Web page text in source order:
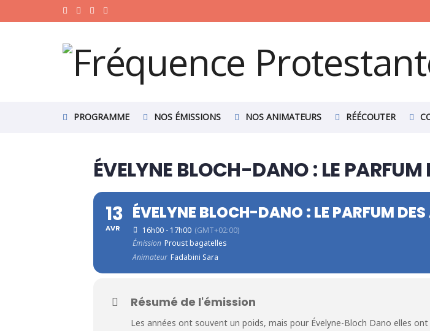
PROGRAMME NOS ÉMISSIONS NOS ANIMATEURS RÉÉCOUTER
ÉVELYNE BLOCH-DANO : LE PARFUM
13
AVR
ÉVELYNE BLOCH-DANO : LE PARFUM DES
16h00 - 17h00 (GMT+02:00)
Émission Proust bagatelles
Animateur Fadabini Sara
Résumé de l'émission
Les années ont souvent un poids, mais pour Évelyne-Bloch Dano elles